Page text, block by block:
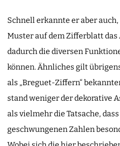
Schnell erkannte er aber
Muster auf dem Zifferblatt das
dadurch die diversen
können. Ähnliches gilt
als „Breguet-Ziffern“
stand weniger der dekorative
als vielmehr die Tatsache,
geschwungenen Zahlen